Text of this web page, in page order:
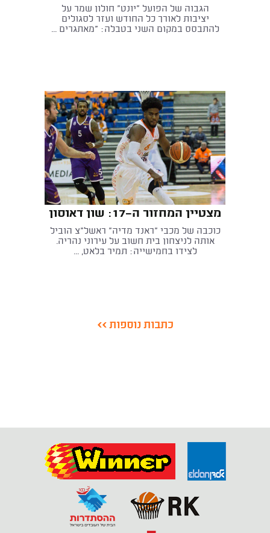
הגבוה של הפועל "יונט" חולון שמר על
יציבות לאורך כל החודש ועזר לסגולים
להתבסס במקום השני בטבלה: "מאתגרים ...
מצטיין המחזור ה-17: שון דאוסון
כוכבה של מכבי "ראנד מדיה" ראשל"צ הוביל
אותה לניצחון בית חשוב על עירוני נהריה.
לצידו בחמישייה: תמיר בלאט, ...
כתבות נוספות >>